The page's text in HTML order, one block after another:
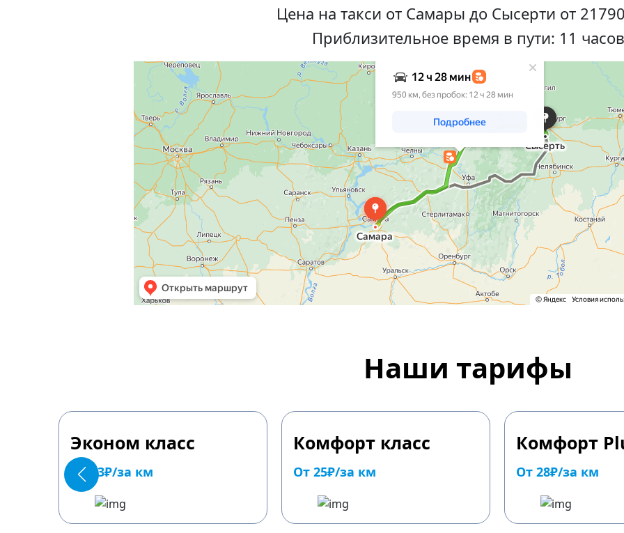
Цена на такси от Самары до Сысерти от
Приблизительное время в пути: 11 часов
Яндекс Карты
Яндекс Карты
Яндекс Карты
Наши тарифы
Эконом класс
От 23₽/за км
Комфорт класс
От 25₽/за км
Комфорт
От 28₽/за км